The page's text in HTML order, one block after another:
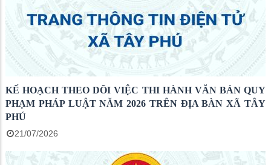
KẾ HOẠCH THEO DÕI VIỆC THI HÀNH VĂN BẢN QUY
PHẠM PHÁP LUẬT NĂM 2026 TRÊN ĐỊA BÀN XÃ TÂY
PHÚ
21/07/2026